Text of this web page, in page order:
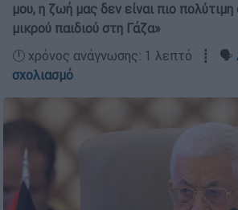
μου, η ζωή μας δεν είναι πιο
μικρού παιδιού στη Γάζα»
🕛 χρόνος ανάγνωσης: 1 λεπτό ┋ 🗣️
σχολιασμό